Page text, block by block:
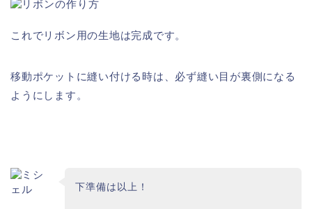
これでリボン用の生地は完成です。
移動ポケットに縫い付ける時は、必ず縫い目が裏側になる
ようにします。
下準備は以上！